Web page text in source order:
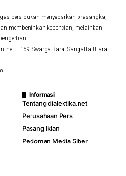
pers bukan menyebarkan prasangka,
membenihkan kebencian, melainkan
H-159, Swarga Bara, Sangatta Utara,
Informasi
Tentang dialektika.net
Perusahaan Pers
Pasang Iklan
Pedoman Media Siber